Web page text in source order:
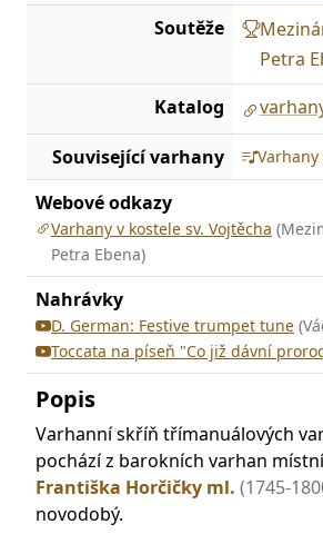
Soutěže
Petra
Katalog
Související varhany Varhany
Webové odkazy
Varhany v kostele sv. Vojtěcha
Petra Ebena)
Nahrávky
D. German: Festive trumpet tune
Toccata na píseň "Co již dávní
Popis
Varhanní skříň třímanuálových
pochází z barokních varhan
Františka Horčičky ml. (1745-
novodobý.